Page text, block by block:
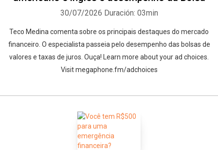
30/07/2026 Duración: 03min
Teco Medina comenta sobre os principais destaques do mercado
financeiro. O especialista passeia pelo desempenho das bolsas de
valores e taxas de juros. Ouça! Learn more about your ad choices.
Visit megaphone.fm/adchoices